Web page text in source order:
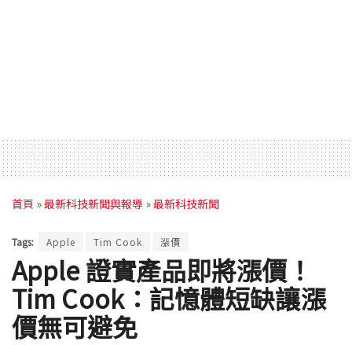
首頁 »最新科技新聞與報導 »最新科技新聞
Tags: Apple Tim Cook 漲價
Apple 證實產品即將漲價！
Tim Cook：記憶體短缺讓漲
價無可避免